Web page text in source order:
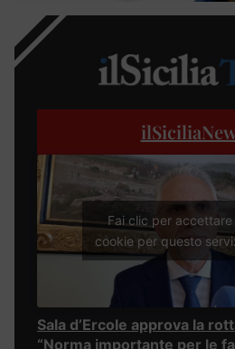
Fai clic per accettare
cookie per questo
Sala d’Ercole approva la
“Norma importante per le